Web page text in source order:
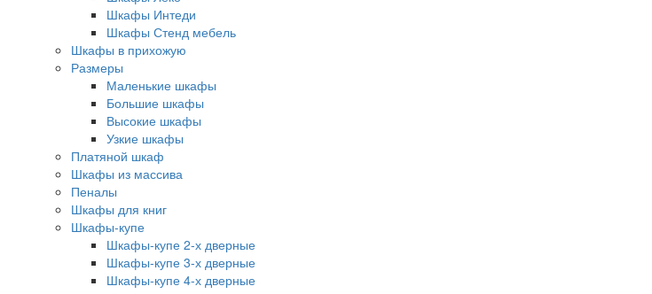
Шкафы Интеди
Шкафы Стенд мебель
Шкафы в прихожую
Размеры
Маленькие шкафы
Большие шкафы
Высокие шкафы
Узкие шкафы
Платяной шкаф
Шкафы из массива
Пеналы
Шкафы для книг
Шкафы-купе
Шкафы-купе 2-х дверные
Шкафы-купе 3-х дверные
Шкафы-купе 4-х дверные